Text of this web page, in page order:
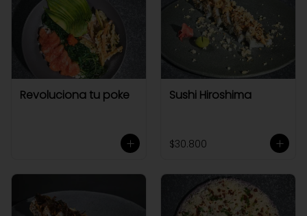
Revoluciona tu poke Sushi Hiroshima
$30.800